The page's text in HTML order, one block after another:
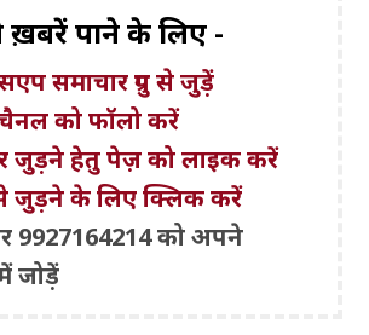
पाने के लिए -
समाचार ग्रुप से जुड़ें
को फॉलो करें
जुड़ने हेतु पेज़ को लाइक करें
से जुड़ने के लिए क्लिक करें
9927164214 को अपने
में जोड़ें